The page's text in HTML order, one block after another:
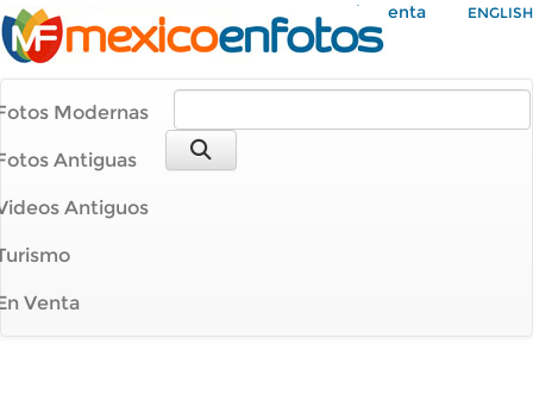
Mi Cuenta ENGLISH
Modernas
Antiguas
Antiguos
Venta